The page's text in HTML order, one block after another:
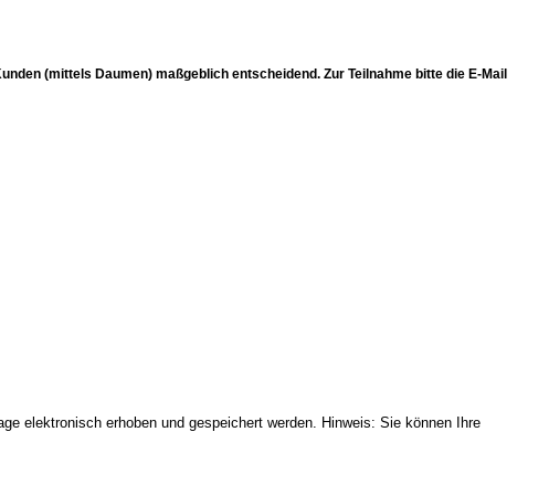
(mittels Daumen) maßgeblich entscheidend. Zur Teilnahme bitte die E-Mail
elektronisch erhoben und gespeichert werden. Hinweis: Sie können Ihre